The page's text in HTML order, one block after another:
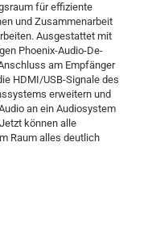
für effiziente
und Zusammenarbeit
Ausgestattet mit
Phoenix-Audio-De-
am Empfänger
HDMI/USB-Signale des
erweitern und
an ein Audiosystem
können alle
Raum alles deutlich